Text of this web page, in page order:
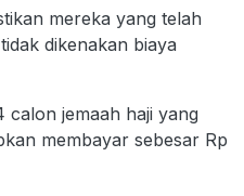
mereka yang telah
dikenakan biaya
calon jemaah haji yang
membayar sebesar Rp